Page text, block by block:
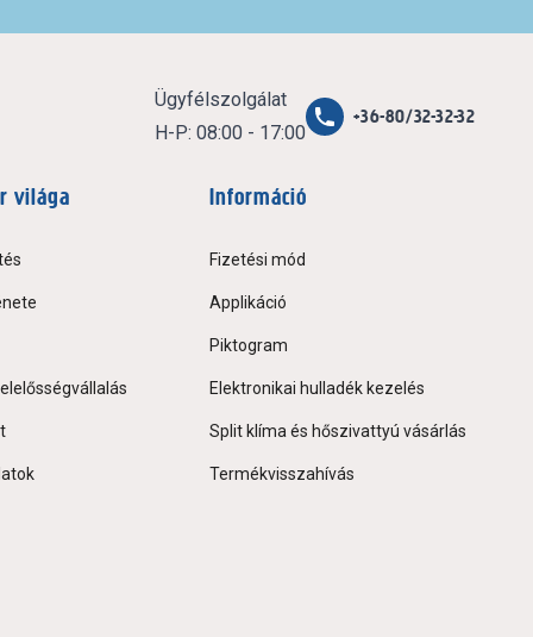
Ügyfélszolgálat
H-P: 08:00 - 17:00
+36-80/32-32-32
világa Információ
Fizetési mód
Applikáció
Piktogram
Elektronikai hulladék kezelés
Split klíma és hőszivattyú vásárlás
Termékvisszahívás